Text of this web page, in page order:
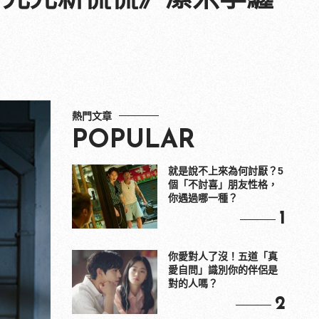
熱門文章
POPULAR
就是說不上來為何討厭？5
個「不討喜」朋友性格，
你遇過哪一種？
1
你愛對人了沒！五道「真
愛自問」識別你的伴侶是
對的人嗎？
2